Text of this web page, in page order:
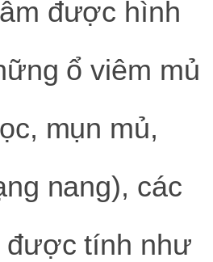
được hình
ổ viêm mủ
mụn mủ,
nang), các
được tính như